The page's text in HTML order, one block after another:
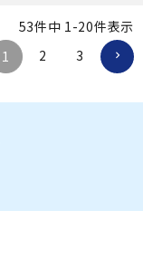
53件中 1-20件表示
1
2 3